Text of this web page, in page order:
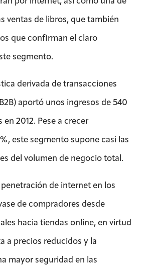
ventas de libros, que también
que confirman el claro
segmento.
derivada de transacciones
aportó unos ingresos de 540
2012. Pese a crecer
este segmento supone casi las
del volumen de negocio total.
de internet en los
de compradores desde
hacia tiendas online, en virtud
a precios reducidos y la
mayor seguridad en las